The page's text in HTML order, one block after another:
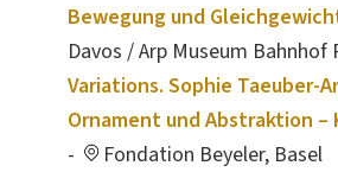
Bewegung und
Davos / Arp Museum Bahnhof
Variations. Sophie Taeuber-
Ornament und Abstraktion –
-
Fondation Beyeler, Basel